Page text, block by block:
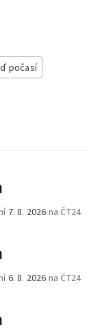
počasí
7. 8. 2026 na ČT24
6. 8. 2026 na ČT24